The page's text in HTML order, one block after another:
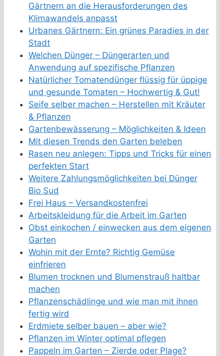
Gärtnern an die Herausforderungen des
Klimawandels anpasst
Urbanes Gärtnern: Ein grünes Paradies in der
Stadt
Welchen Dünger – Düngerarten und
Anwendung auf spezifische Pflanzen
Natürlicher Tomatendünger flüssig für üppige
und gesunde Tomaten – Hochwertig & Gut!
Seife selber machen – Herstellen mit Kräuter
& Pflanzen
Gartenbewässerung – Möglichkeiten & Ideen
Mit diesen Trends den Garten beleben
Rasen neu anlegen: Tipps und Tricks für einen
perfekten Start
Weitere Zahlungsmöglichkeiten bei Dünger
Bio Sud
Frei Haus – Versandkostenfrei
Arbeitskleidung für die Arbeit im Garten
Obst einkochen / einwecken aus dem eigenen
Garten
Wohin mit der Ernte? Richtig Gemüse
einfrieren
Blumen trocknen und Blumenstrauß haltbar
machen
Pflanzenschädlinge und wie man mit ihnen
fertig wird
Erdmiete selber bauen – aber wie?
Pflanzen im Winter optimal pflegen
Pappeln im Garten – Zierde oder Plage?